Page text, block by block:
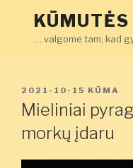
… valgome tam, kad
PASKELBTA
2021-10-15 KŪMA
Mieliniai
morkų įdaru